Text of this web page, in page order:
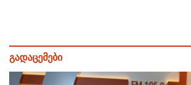
გადაცემები